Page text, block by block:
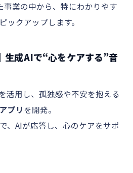
業の中から、特にわかりやす
ックアップします。
生成AIで“心をケアする”音
活用し、孤独感や不安を抱える
プリ を開発。
、AIが応答し、心のケアをサポ